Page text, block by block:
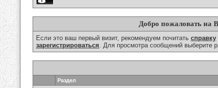
Добро пожаловать на
Если это ваш первый визит, рекомендуем почитать справку
зарегистрироваться. Для просмотра сообщений выберите
Раздел